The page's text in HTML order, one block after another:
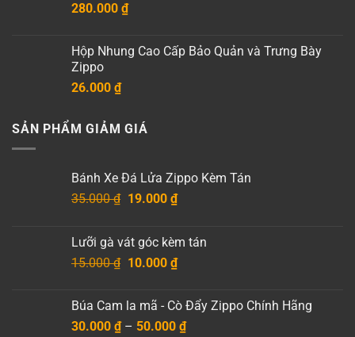
280.000 ₫
Hộp Nhung Cao Cấp Bảo Quản và Trưng Bày
Zippo
26.000 ₫
SẢN PHẨM GIẢM GIÁ
Bánh Xe Đá Lửa Zippo Kèm Tán
35.000₫ Giá
35.000 ₫.
19.000 ₫Giá
là:
19.000 ₫.
Lưỡi gà vát góc kèm tán
15.000₫ Giá
15.000 ₫.
10.000 ₫Giá
là:
10.000 ₫.
Búa Cam la mã - Cò Đẩy Zippo Chính Hãng
30.000 ₫ – 50.000 ₫Khoảng